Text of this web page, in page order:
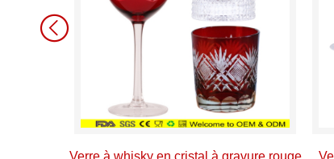
Verre à whisky en cristal à gravure rouge